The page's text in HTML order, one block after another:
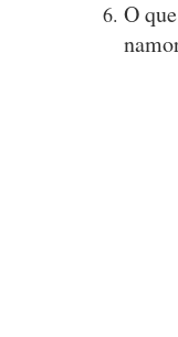
O